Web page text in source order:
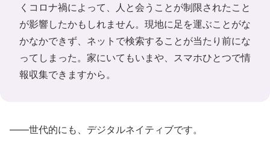
くコロナ禍によって、人と会うことが制限されたこと
が影響したかもしれません。現地に足を運ぶことがな
かなかできず、ネットで検索することが当たり前にな
ってしまった。家にいてもいまや、スマホひとつで情
報収集できますから。
――世代的にも、デジタルネイティブです。